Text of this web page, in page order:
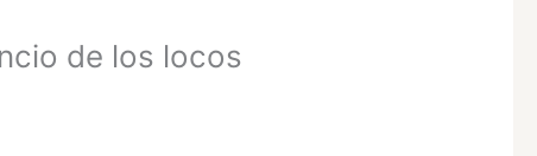
de los locos